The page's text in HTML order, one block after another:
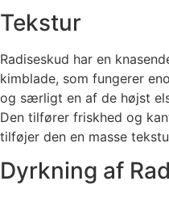
Tekstur
Radiseskud har en
kimblade, som fungerer
og særligt en af de højst
Den tilfører friskhed og
tilføjer den en masse
Dyrkning af